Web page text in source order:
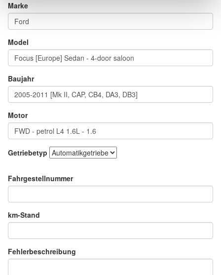
Marke
Model
Baujahr
Motor
Getriebetyp
Fahrgestellnummer
km-Stand
Fehlerbeschreibung